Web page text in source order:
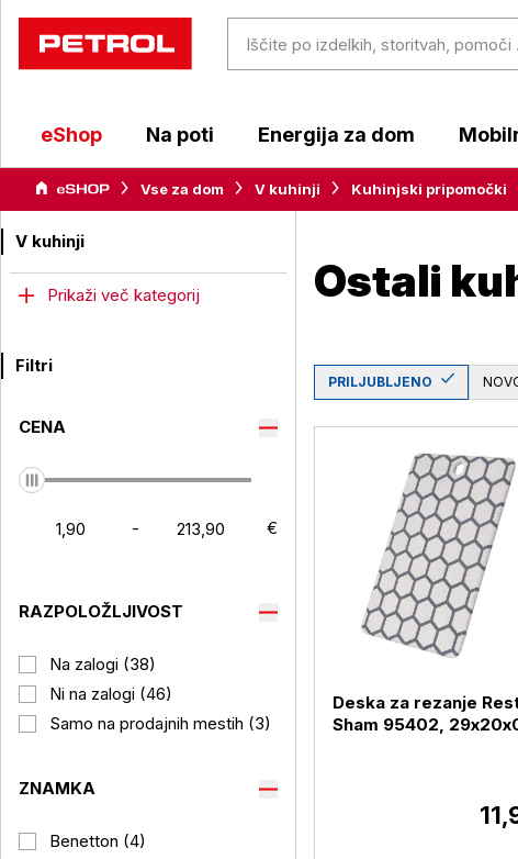
eShop Na poti Energija za dom
Vse za dom V kuhinji Kuhinjski pripomočki
V kuhinji
Prikaži več kategorij
Filtri
CENA
- €
RAZPOLOŽLJIVOST
Na zalogi (38)
Ni na zalogi (46)
Samo na prodajnih mestih (3)
ZNAMKA
Benetton (4)
Ostali
PRILJUBLJENO
Deska za rezanje
Sham 95402,